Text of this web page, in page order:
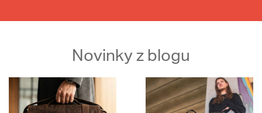
Novinky z blogu